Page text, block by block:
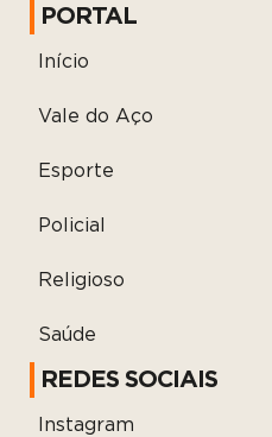
PORTAL
Início
Vale do Aço
Esporte
Policial
Religioso
Saúde
REDES SOCIAIS
Instagram